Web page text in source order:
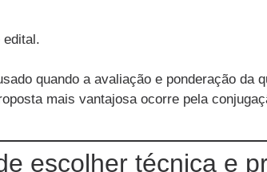
quando a avaliação e ponderação da
mais vantajosa ocorre pela
escolher técnica e